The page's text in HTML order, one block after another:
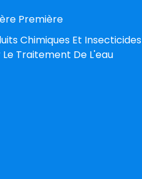
Première
Chimiques Et Insecticides
Le Traitement De L'eau